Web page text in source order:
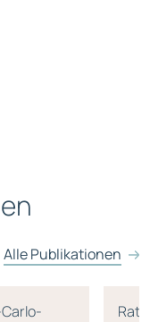
Alle Publikationen